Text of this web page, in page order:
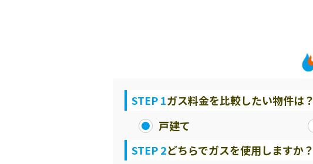
STEP 1ガス料金を比較したい物件は？
戸建て
STEP 2どちらでガスを使用しますか？